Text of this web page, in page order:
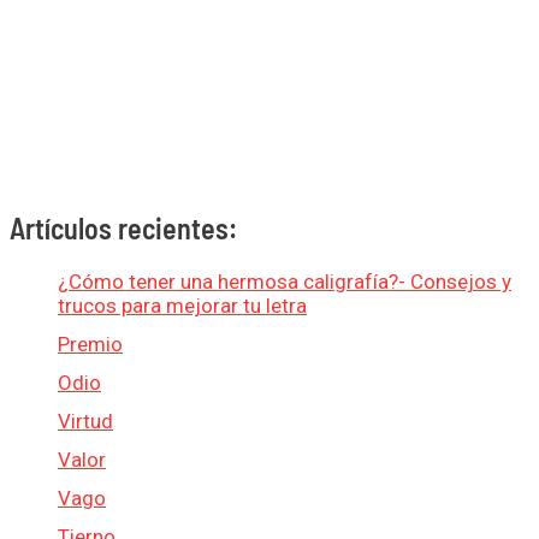
Artículos recientes:
¿Cómo tener una hermosa caligrafía?- Consejos y
trucos para mejorar tu letra
Premio
Odio
Virtud
Valor
Vago